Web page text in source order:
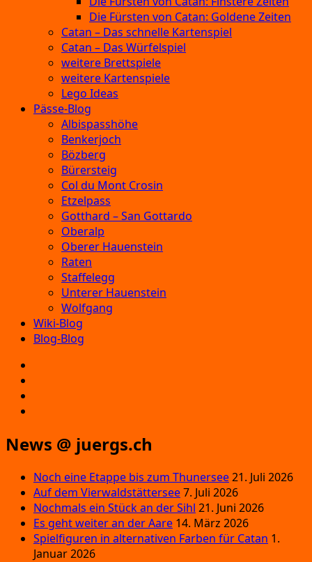
Die Fürsten von Catan: Goldene Zeiten
Catan – Das schnelle Kartenspiel
Catan – Das Würfelspiel
weitere Brettspiele
weitere Kartenspiele
Lego Ideas
Pässe-Blog
Albispasshöhe
Benkerjoch
Bözberg
Bürersteig
Col du Mont Crosin
Etzelpass
Gotthard – San Gottardo
Oberalp
Oberer Hauenstein
Raten
Staffelegg
Unterer Hauenstein
Wolfgang
Wiki-Blog
Blog-Blog
News @ juergs.ch
Noch eine Etappe bis zum Thunersee21. Juli 2026
Auf dem Vierwaldstättersee7. Juli 2026
Nochmals ein Stück an der Sihl 21. Juni 2026
Es geht weiter an der Aare 14. März 2026
Spielfiguren in alternativen Farben für Catan 1.
Januar 2026